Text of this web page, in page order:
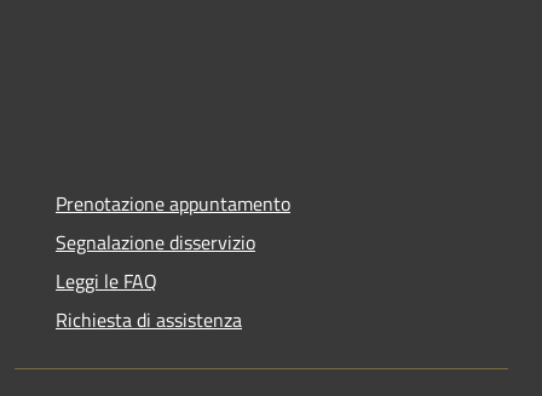
Prenotazione appuntamento
Segnalazione disservizio
Leggi le FAQ
Richiesta di assistenza